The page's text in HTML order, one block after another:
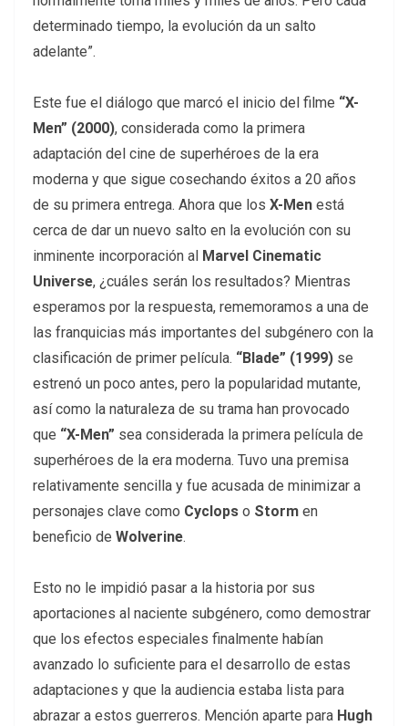
determinado tiempo, la evolución da un salto
adelante”.
Este fue el diálogo que marcó el inicio del filme “X-
Men” (2000), considerada como la primera
adaptación del cine de superhéroes de la era
moderna y que sigue cosechando éxitos a 20 años
de su primera entrega. Ahora que los X-Men está
cerca de dar un nuevo salto en la evolución con su
inminente incorporación al Marvel Cinematic
Universe, ¿cuáles serán los resultados? Mientras
esperamos por la respuesta, rememoramos a una de
las franquicias más importantes del subgénero con la
clasificación de primer película. “Blade” (1999) se
estrenó un poco antes, pero la popularidad mutante,
así como la naturaleza de su trama han provocado
que “X-Men” sea considerada la primera película de
superhéroes de la era moderna. Tuvo una premisa
relativamente sencilla y fue acusada de minimizar a
personajes clave como Cyclops o Storm en
beneficio de Wolverine.
Esto no le impidió pasar a la historia por sus
aportaciones al naciente subgénero, como demostrar
que los efectos especiales finalmente habían
avanzado lo suficiente para el desarrollo de estas
adaptaciones y que la audiencia estaba lista para
abrazar a estos guerreros. Mención aparte para Hugh